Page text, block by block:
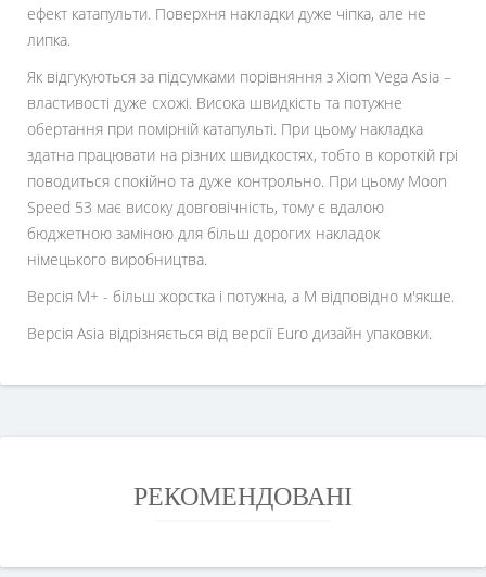
ефект катапульти. Поверхня накладки дуже чіпка, але не
липка.
Як відгукуються за підсумками порівняння з Xiom Vega Asia –
властивості дуже схожі. Висока швидкість та потужне
обертання при помірній катапульті. При цьому накладка
здатна працювати на різних швидкостях, тобто в короткій грі
поводиться спокійно та дуже контрольно. При цьому Moon
Speed ​​53 має високу довговічність, тому є вдалою
бюджетною заміною для більш дорогих накладок
німецького виробництва.
Версія M+ - більш жорстка і потужна, а M відповідно м'якше.
Версія Asia відрізняється від версії Euro дизайн упаковки.
РЕКОМЕНДОВАНІ